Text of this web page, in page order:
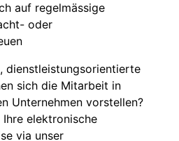
auf regelmässige
oder
dienstleistungsorientierte
sich die Mitarbeit in
Unternehmen vorstellen?
elektronische
via unser